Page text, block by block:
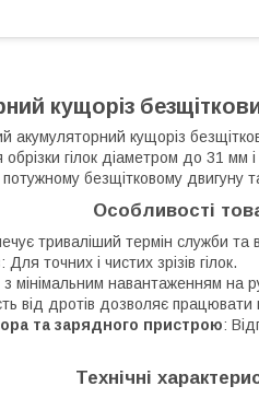
кущоріз
акумуляторний кущоріз
гілок діаметром до 31 мм
безщітковому двигуну
Особливості
триваліший термін служби та
: Для точних і чистих зрізів гілок.
з мінімальним навантаженням на
від дротів дозволяє
та зарядного пристрою:
Технічні